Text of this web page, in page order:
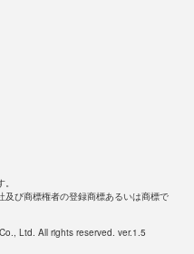
び商標権者の登録商標あるいは商標で
Ltd. All rights reserved. ver.1.5